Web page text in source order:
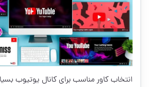
انتخاب کاور مناسب برای کانال یوتیوب